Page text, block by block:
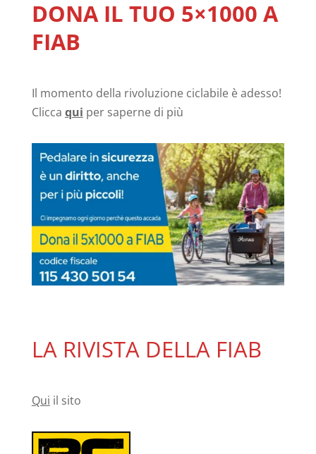
DONA IL TUO 5×1000 A
FIAB
Il momento della rivoluzione ciclabile è adesso!
Clicca qui per saperne di più
LA RIVISTA DELLA FIAB
Qui il sito